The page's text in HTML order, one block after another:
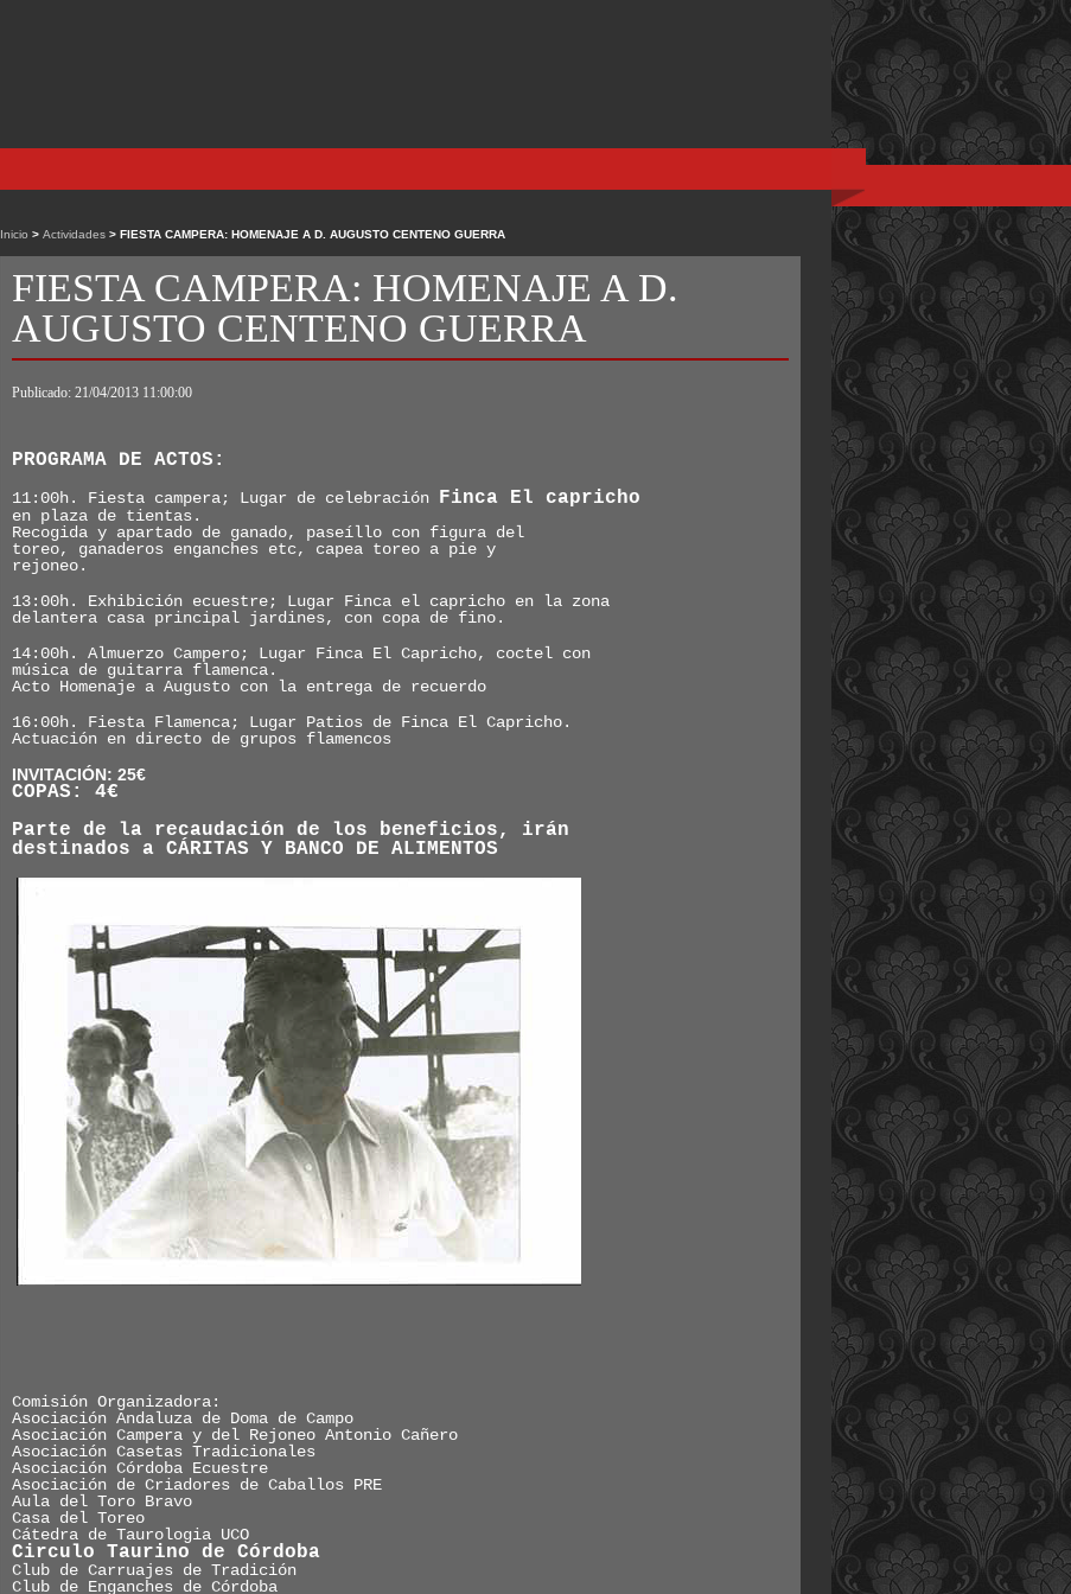
Inicio > Actividades > FIESTA CAMPERA: HOMENAJE A D. AUGUSTO CENTENO GUERRA
FIESTA CAMPERA: HOMENAJE A D.
AUGUSTO CENTENO GUERRA
Publicado: 21/04/2013 11:00:00
PROGRAMA DE ACTOS:
11:00h. Fiesta campera; Lugar de celebración Finca El capricho
en plaza de tientas.
Recogida y apartado de ganado, paseíllo con figura del
toreo, ganaderos enganches etc, capea toreo a pie y
rejoneo.
13:00h. Exhibición ecuestre; Lugar Finca el capricho en la zona
delantera casa principal jardines, con copa de fino.
14:00h. Almuerzo Campero; Lugar Finca El Capricho, coctel con
música de guitarra flamenca.
Acto Homenaje a Augusto con la entrega de recuerdo
16:00h. Fiesta Flamenca; Lugar Patios de Finca El Capricho.
Actuación en directo de grupos flamencos
INVITACIÓN: 25€
COPAS: 4€
Parte de la recaudación de los beneficios, irán
destinados a CÁRITAS Y BANCO DE ALIMENTOS
Comisión Organizadora:
Asociación Andaluza de Doma de Campo
Asociación Campera y del Rejoneo Antonio Cañero
Asociación Casetas Tradicionales
Asociación Córdoba Ecuestre
Asociación de Criadores de Caballos PRE
Aula del Toro Bravo
Casa del Toreo
Cátedra de Taurologia UCO
Circulo Taurino de Córdoba
Club de Carruajes de Tradición
Club de Enganches de Córdoba